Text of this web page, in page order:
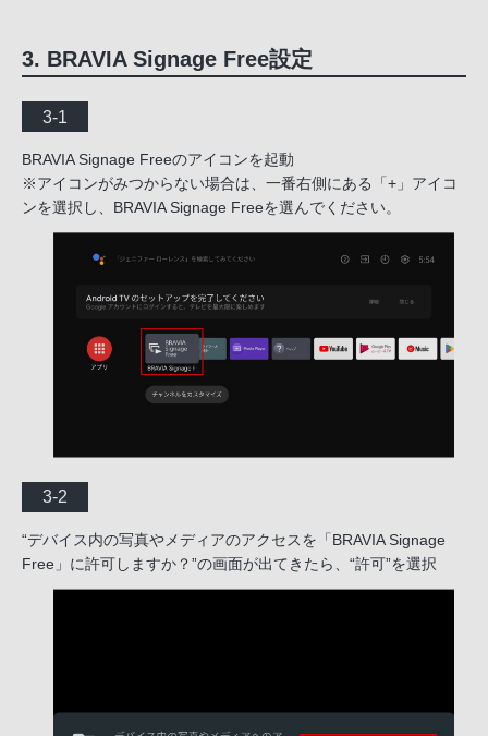
3. BRAVIA Signage Free設定
3-1
BRAVIA Signage Freeのアイコンを起動
※アイコンがみつからない場合は、一番右側にある「+」アイコ
ンを選択し、BRAVIA Signage Freeを選んでください。
3-2
“デバイス内の写真やメディアのアクセスを「BRAVIA Signage
Free」に許可しますか？”の画面が出てきたら、“許可”を選択